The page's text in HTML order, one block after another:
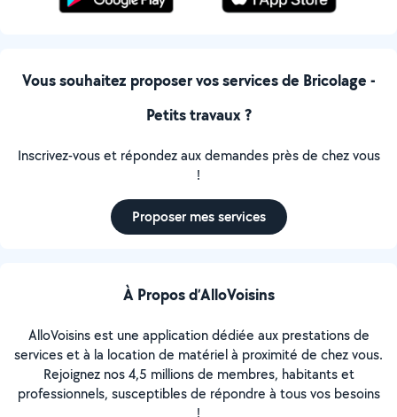
Vous souhaitez proposer vos services de Bricolage -
Petits travaux ?
Inscrivez-vous et répondez aux demandes près de chez vous
!
Proposer mes services
À Propos d’AlloVoisins
AlloVoisins est une application dédiée aux prestations de
services et à la location de matériel à proximité de chez vous.
Rejoignez nos 4,5 millions de membres, habitants et
professionnels, susceptibles de répondre à tous vos besoins
!